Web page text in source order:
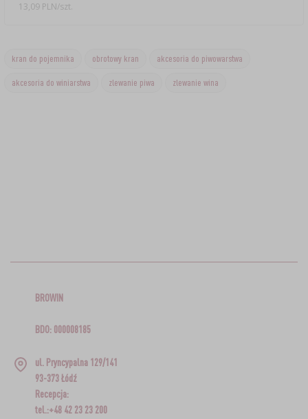
13,09 PLN/szt.
kran do pojemnika obrotowy kran akcesoria do piwowarstwa
akcesoria do winiarstwa zlewanie piwa zlewanie wina
BROWIN
BDO: 000008185
ul. Pryncypalna 129/141
93-373 Łódź
Recepcja:
tel.:+48 42 23 23 200